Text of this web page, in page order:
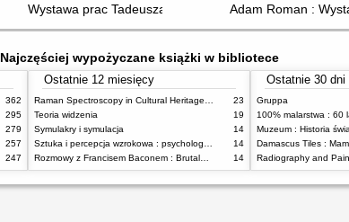
Wystawa prac Tadeusza MakowskiegoAdam Roman :
Najczęściej wypożyczane książki w bibliotece
362
295
279
257
247
Ostatnie 12 miesięcy
Raman Spectroscopy in Cultural Heritage Preservation
23
Teoria widzenia
19
Symulakry i symulacja
14
Sztuka i percepcja wzrokowa : psychologia twórczego oka
14
Rozmowy z Francisem Baconem : Brutalność faktu
14
Ostatnie 30 dni
Gruppa
Muzeum : Historia
Radiography and